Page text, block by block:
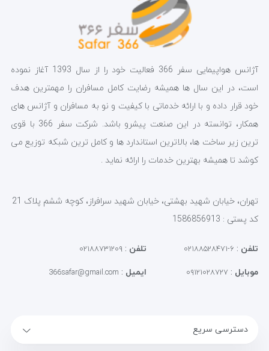
آژانس هواپیمایی سفر 366 فعالیت خود را از سال 1393 آغاز نموده
است، در این سال ها همیشه رضایت کامل مسافران را مهمترین هدف
خود قرار داده و با ارائه خدماتی با کیفیت و نو به مسافران و آژانس های
همکار، توانسته در این صنعت پیشرو باشد. شرکت سفر 366 با قوی
ترین زیر ساخت ها، بالاترین استاندارد ها و کامل ترین شبکه توزیع می
کوشد تا همیشه بهترین خدمات را ارائه نماید .
تهران، خیابان شهید بهشتی، خیابان شهید سرافراز، کوچه ششم پلاک 21
کد پستی : 1586856913
تلفن : ۶-۰۲۱۸۸۵۲۸۴۷۱ تلفن : ۰۲۱۸۸۷۳۱۲۰۹
موبایل : ۰۹۱۲۱۰۲۸۷۲۷ ایمیل :
366safar@gmail.com
دسترسی سریع